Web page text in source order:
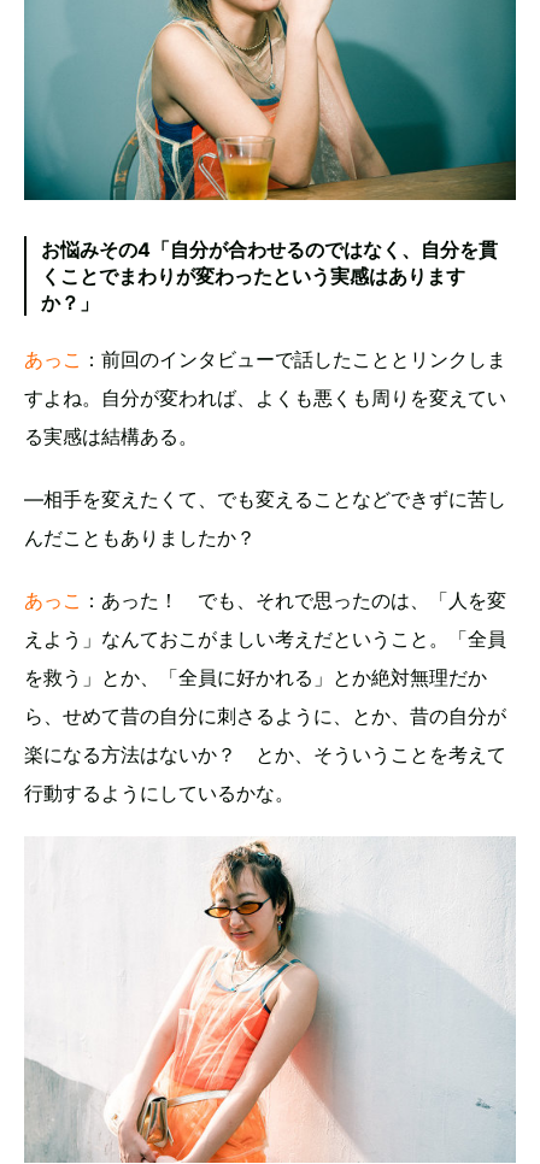
お悩みその4「自分が合わせるのではなく、自分を貫
くことでまわりが変わったという実感はあります
か？」
あっこ ：前回のインタビューで話したこととリンクしま
すよね。自分が変われば、よくも悪くも周りを変えてい
る実感は結構ある。
―相手を変えたくて、でも変えることなどできずに苦し
んだこともありましたか？
あっこ ：あった！ でも、それで思ったのは、「人を変
えよう」なんておこがましい考えだということ。「全員
を救う」とか、「全員に好かれる」とか絶対無理だか
ら、せめて昔の自分に刺さるように、とか、昔の自分が
楽になる方法はないか？ とか、そういうことを考えて
行動するようにしているかな。